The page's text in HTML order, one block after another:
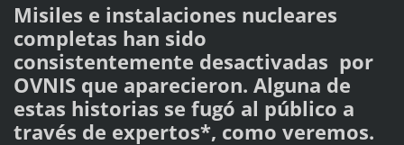
Misiles e instalaciones nucleares
completas han sido
consistentemente desactivadas por
OVNIS que aparecieron. Alguna de
estas historias se fugó al público a
través de expertos*, como veremos.